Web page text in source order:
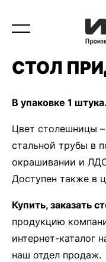
СТОЛ
В упаковке 1 штука.
Цвет столешницы
стальной трубы в
окрашивании и
Доступен также в
Купить, заказать
продукцию
интернет-каталог
наш отдел продаж.